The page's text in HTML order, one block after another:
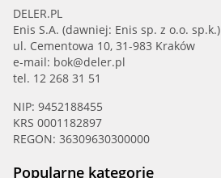
NISSA (25610 9U00A)
NISSA (25610 AU300)
NISSA (25610 AX601)
NISSA (25610 BM400)
DELER.PL
Enis S.A. (dawniej: Enis sp. z o.o. sp.k.)
ul. Cementowa 10, 31-983 Kraków
e-mail: bok@deler.pl
tel. 12 268 31 51
NIP: 9452188455
KRS 0001182897
REGON: 36309630300000
Popularne kategorie